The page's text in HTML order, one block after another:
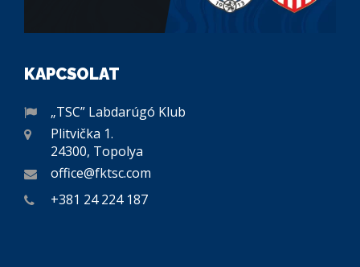
KAPCSOLAT
„TSC” Labdarúgó Klub
Plitvička 1.
24300, Topolya
office@fktsc.com
+381 24 224 187